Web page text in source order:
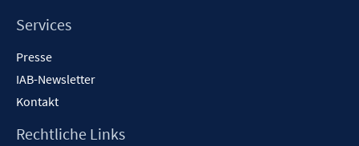
Services
Presse
IAB-Newsletter
Kontakt
Rechtliche Links